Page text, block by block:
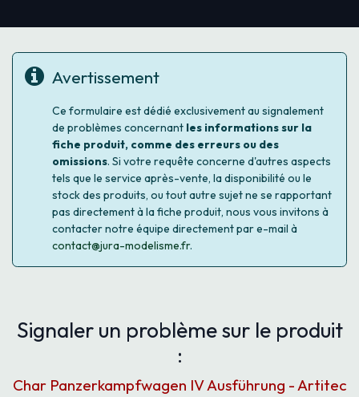
Avertissement
Ce formulaire est dédié exclusivement au signalement
de problèmes concernant les informations sur la
fiche produit, comme des erreurs ou des
omissions. Si votre requête concerne d'autres aspects
tels que le service après-vente, la disponibilité ou le
stock des produits, ou tout autre sujet ne se rapportant
pas directement à la fiche produit, nous vous invitons à
contacter notre équipe directement par e-mail à
contact@jura-modelisme.fr.
Signaler un problème sur le produit
:
Char Panzerkampfwagen IV Ausführung - Artitec